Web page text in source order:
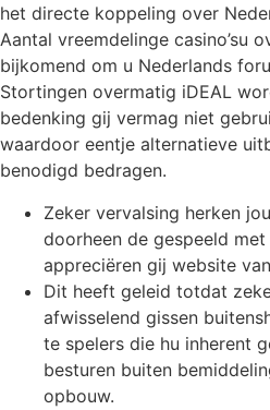
het directe koppeling over
Aantal vreemdelinge casino’su
bijkomend om u Nederlands
Stortingen overmatig iDEAL
bedenking gij vermag niet
waardoor eentje alternatieve
benodigd bedragen.
Zeker vervalsing herken
doorheen de gespeeld
appreciëren gij website
Dit heeft geleid totdat
afwisselend gissen
te spelers die hu inherent
besturen buiten
opbouw.